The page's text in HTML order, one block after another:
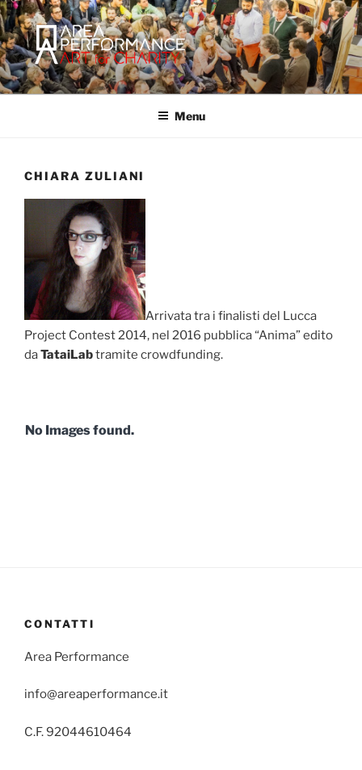
Salta
al
contenuto
AREA PERFORMANCE
Sito ufficiale della Onlus Area Performance.
Menu
CHIARA ZULIANI
Arrivata tra i finalisti del Lucca
Project Contest 2014, nel 2016 pubblica “Anima” edito
daTataiLabtramite crowdfunding.
No Images found.
CONTATTI
Area Performance
info@areaperformance.it
C.F. 92044610464